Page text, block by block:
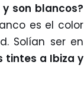
son blancos?
es el color
Solían ser en
tintes a Ibiza y